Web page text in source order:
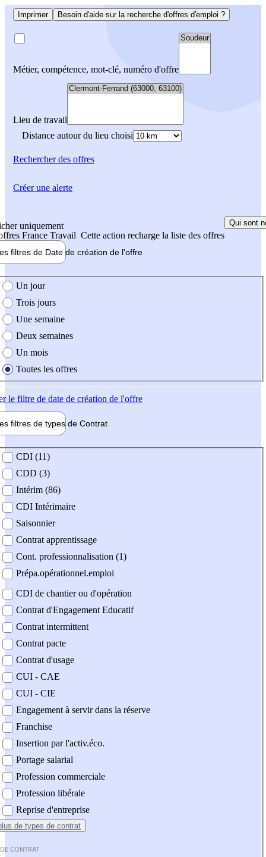
Imprimer Besoin d'aide sur la recherche d'offres d'emploi ?
Métier, compétence, mot-clé, numéro d'offre
Lieu de travail
Distance autour du lieu choisi
Rechercherdes offres
uniquement
France Travail Cette action recharge la liste des offres
Qui sont
filtres de Date de création de l'offre
création de l'offre
Un jour
Trois jours
Une semaine
Deux semaines
Un mois
Toutes les offres
le filtre de date de création de l'offre
filtres de types de Contrat
contrat
CDI (11)
CDD (3)
Intérim (86)
CDI Intérimaire
Saisonnier
Contrat apprentissage
Cont. professionnalisation (1)
Prépa.opérationnel.emploi
CDI de chantier ou d'opération
Contrat d'Engagement Educatif
Contrat intermittent
Contrat pacte
Contrat d'usage
CUI - CAE
CUI - CIE
Engagement à servir dans la réserve
Franchise
Insertion par l'activ.éco.
Portage salarial
Profession commerciale
Profession libérale
Reprise d'entreprise
de types de contrat
CONTRAT
Créer une alerte